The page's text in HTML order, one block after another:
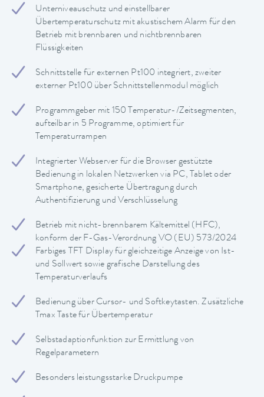
Unterniveauschutz und einstellbarer
Übertemperaturschutz mit akustischem Alarm für den
Betrieb mit brennbaren und nichtbrennbaren
Flüssigkeiten
Schnittstelle für externen Pt100 integriert, zweiter
externer Pt100 über Schnittstellenmodul möglich
Programmgeber mit 150 Temperatur-/Zeitsegmenten,
aufteilbar in 5 Programme, optimiert für
Temperaturrampen
Integrierter Webserver für die Browser gestützte
Bedienung in lokalen Netzwerken via PC, Tablet oder
Smartphone, gesicherte Übertragung durch
Authentifizierung und Verschlüsselung
Betrieb mit nicht-brennbarem Kältemittel (HFC),
konform der F-Gas-Verordnung VO (EU) 573/2024
Farbiges TFT Display für gleichzeitige Anzeige von Ist-
und Sollwert sowie grafische Darstellung des
Temperaturverlaufs
Bedienung über Cursor- und Softkeytasten. Zusätzliche
Tmax Taste für Übertemperatur
Selbstadaptionfunktion zur Ermittlung von
Regelparametern
Besonders leistungsstarke Druckpumpe